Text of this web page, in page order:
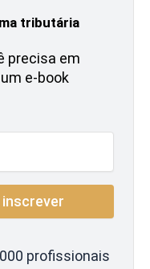
tributária
precisa em
e-book
profissionais